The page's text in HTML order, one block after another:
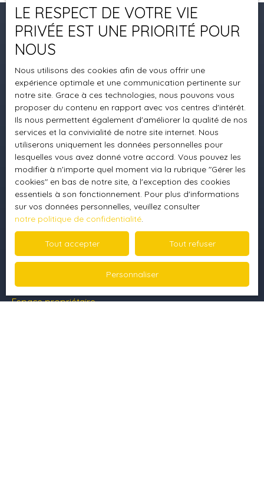
Je recherche un bien
Vente appartement Collégien (77090)
Location appartement Torcy (77200)
Vente appartement Noisiel (77186)
Vente appartement Torcy (77200)
Location immobilier pro Torcy (77200)
Je suis propriétaire
Estimez votre bien
Vendre avec nous
Gestion locative
Notre équipe
Espace propriétaire
LE RESPECT DE VOTRE VIE
PRIVÉE EST UNE PRIORITÉ POUR
NOUS
Nous utilisons des cookies afin de vous offrir une
expérience optimale et une communication pertinente sur
notre site. Grace à ces technologies, nous pouvons vous
proposer du contenu en rapport avec vos centres d'intérêt.
Ils nous permettent également d'améliorer la qualité de nos
services et la convivialité de notre site internet. Nous
utiliserons uniquement les données personnelles pour
lesquelles vous avez donné votre accord. Vous pouvez les
modifier à n'importe quel moment via la rubrique ″Gérer les
cookies″ en bas de notre site, à l'exception des cookies
essentiels à son fonctionnement. Pour plus d'informations
sur vos données personnelles, veuillez consulter
notre politique de confidentialité.
Tout accepter Tout refuser
Personnaliser